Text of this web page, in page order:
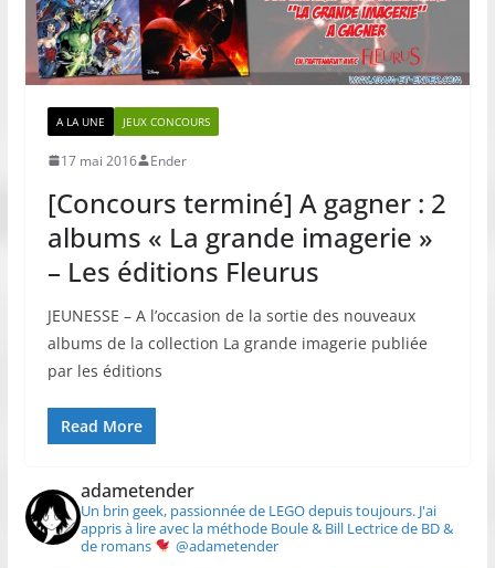
A LA UNE JEUX CONCOURS
17 mai 2016 Ender
[Concours terminé] A gagner : 2
albums « La grande imagerie »
– Les éditions Fleurus
JEUNESSE – A l’occasion de la sortie des nouveaux
albums de la collection La grande imagerie publiée
par les éditions
Read More
adametender
Un brin geek, passionnée de LEGO depuis toujours.J'ai
appris à lire avec la méthode Boule & Bill Lectrice de BD &
de romans
@adametender